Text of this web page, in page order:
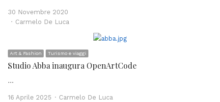
30 Novembre 2020
Author
Carmelo De Luca
Art & Fashion Turismo e viaggi
Studio Abba inaugura OpenArtCode
…
16 Aprile 2025 Author
Carmelo De Luca